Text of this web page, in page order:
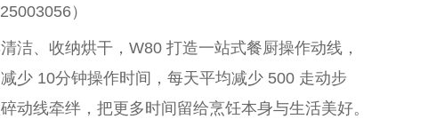
）
洁、收纳烘干，W80 打造一站式餐厨操作动线，
少 10分钟操作时间，每天平均减少 500 走动步
动线牵绊，把更多时间留给烹饪本身与生活美好。